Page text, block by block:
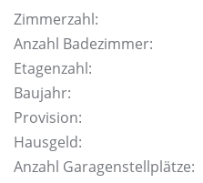
Zimmerzahl:
Anzahl Badezimmer:
Etagenzahl:
Baujahr:
Provision:
Hausgeld:
Anzahl Garagenstellplätze: